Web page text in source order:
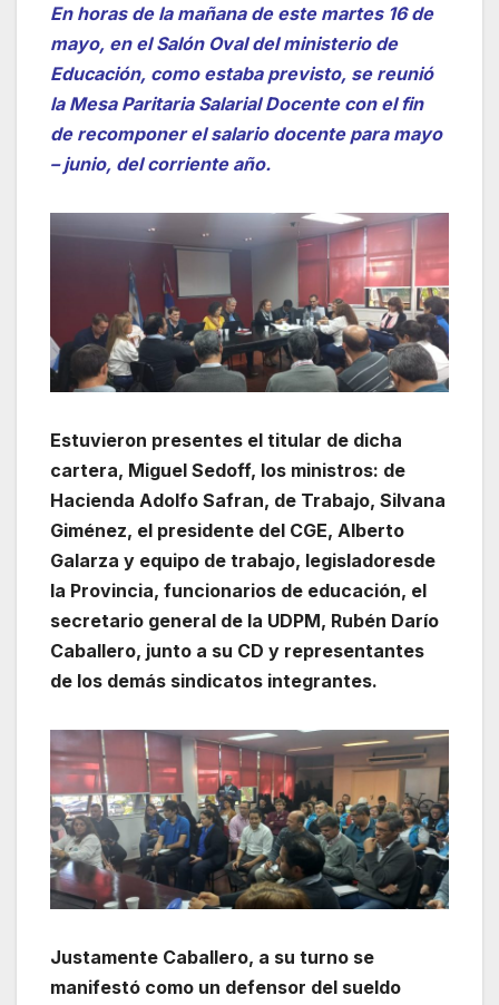
En horas de la mañana de este martes 16 de
mayo, en el Salón Oval del ministerio de
Educación, como estaba previsto, se reunió
la Mesa Paritaria Salarial Docente con el fin
de recomponer el salario docente para mayo
– junio, del corriente año.
Estuvieron presentes el titular de dicha
cartera, Miguel Sedoff, los ministros: de
Hacienda Adolfo Safran, de Trabajo, Silvana
Giménez, el presidente del CGE, Alberto
Galarza y equipo de trabajo, legisladoresde
la Provincia, funcionarios de educación, el
secretario general de la UDPM, Rubén Darío
Caballero, junto a su CD y representantes
de los demás sindicatos integrantes.
Justamente Caballero, a su turno se
manifestó como un defensor del sueldo